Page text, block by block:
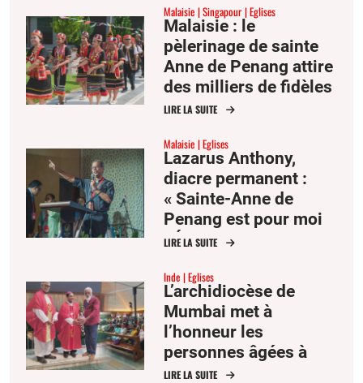
Malaisie Singapour Eglises
Malaisie : le
pèlerinage de sainte
Anne de Penang attire
des milliers de fidèles
d’Asie du Sud-Est
LIRE LA SUITE
Malaisie Eglises
Lazarus Anthony,
diacre permanent :
« Sainte-Anne de
Penang est pour moi
l’Église comme mère
LIRE LA SUITE
Inde Eglises
L’archidiocèse de
Mumbai met à
l’honneur les
personnes âgées à
l’occasion de la fête
LIRE LA SUITE